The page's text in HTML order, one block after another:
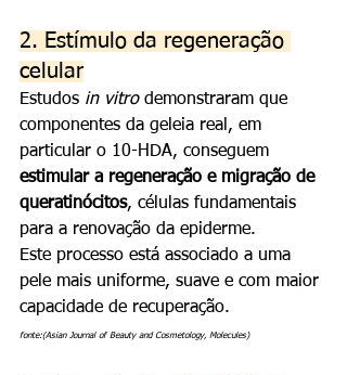
2. Estímulo da regeneração
celular
Estudos in vitro demonstraram que
componentes da geleia real, em
particular o 10-HDA, conseguem
estimular a regeneração e migração de
queratinócitos, células fundamentais
para a renovação da epiderme.
Este processo está associado a uma
pele mais uniforme, suave e com maior
capacidade de recuperação.
fonte:(Asian Journal of Beauty and Cosmetology, Molecules)